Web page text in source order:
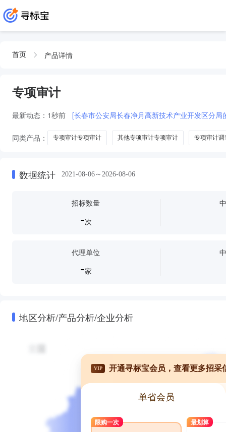
首页 产品详情
专项审计
最新动态： 1秒前 [长春市公安局长春净月高新技术产业开发区分局
同类产品： 专项审计专项审计 其他专项审计专项审计 专项审计
数据统计 2021-08-06～2026-08-06
招标数量
-次
代理单位
-家
地区分析/产品分析/企业分析
VIP 开通寻标宝会员，查看更多招采
单省会员
限购一次 最划算